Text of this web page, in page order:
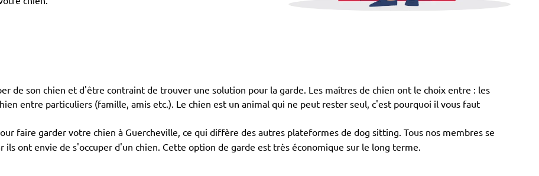
de son chien et d'être contraint de trouver une solution pour la garde. Les maîtres de chien ont le choix entre : les
entre particuliers (famille, amis etc.). Le chien est un animal qui ne peut rester seul, c'est pourquoi il vous faut
faire garder votre chien à Guercheville, ce qui diffère des autres plateformes de dog sitting. Tous nos membres se
ils ont envie de s'occuper d'un chien. Cette option de garde est très économique sur le long terme.